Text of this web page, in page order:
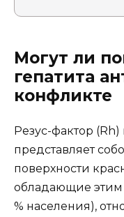
Могут ли
гепатита
конфликте
Резус-фактор
представляет
поверхности
обладающие этим
% населения),